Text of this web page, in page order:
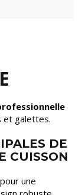
et galettes.
DE
CUISSON
une